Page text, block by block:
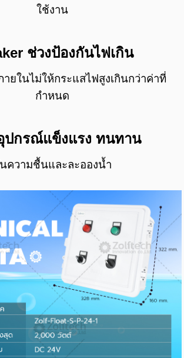
ใช้งาน
ช่วงป้องกันไฟเกิน
ยในไม่ให้กระแสไฟสูงเกินกว่าค่าที่
กำหนด
ปกรณ์แข็งแรง ทนทาน
ความชื้นและละอองน้ำ